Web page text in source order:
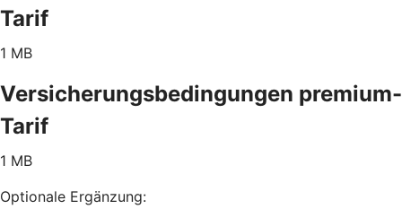
Tarif
1 MB
Versicherungsbedingungen premium-
Tarif
1 MB
Optionale Ergänzung: